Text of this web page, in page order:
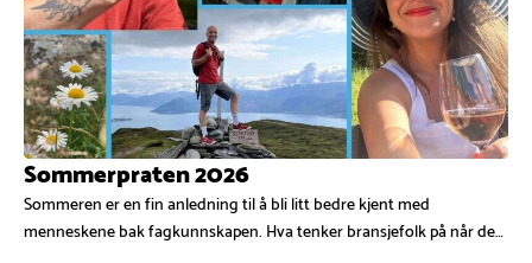
Sommerpraten 2026
Sommeren er en fin anledning til å bli litt bedre kjent med
menneskene bak fagkunnskapen. Hva tenker bransjefolk på når de…